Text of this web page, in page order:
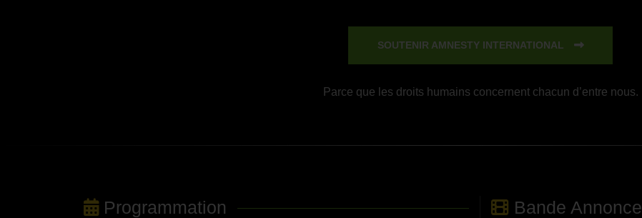
SOUTENIR AMNESTY INTERNATIONAL
Parce que les droits humains concernent chacun d’entre nous.
Programmation Bande Annonce